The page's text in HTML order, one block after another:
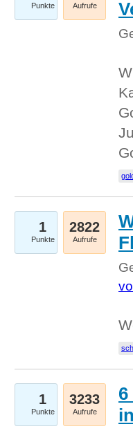
Punkte Aufrufe
1
Punkte
2822
Aufrufe
1
Punkte
3233
Aufrufe